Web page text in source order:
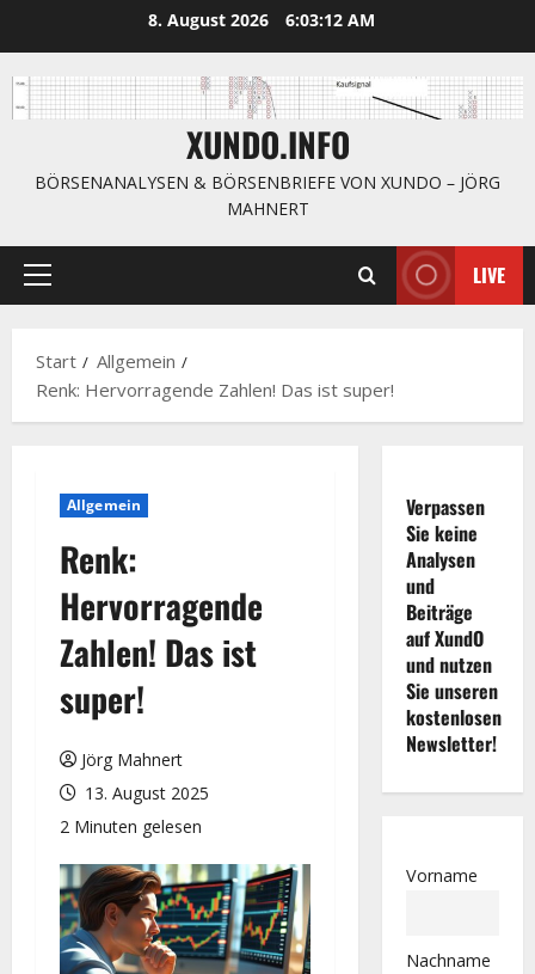
springen
8. August 2026 6:03:13 AM
XUNDO.INFO
BÖRSENANALYSEN & BÖRSENBRIEFE VON XUNDO – JÖRG
MAHNERT
Primäres
LIVE
Start
Allgemein
Renk: Hervorragende Zahlen! Das ist super!
Allgemein
Renk:
Hervorragende
Zahlen! Das ist
super!
Jörg Mahnert
13. August 2025
2 Minuten gelesen
Verpassen
Sie keine
Analysen
und
Beiträge
auf XundO
und nutzen
Sie unseren
kostenlosen
Newsletter!
Vorname
Nachname